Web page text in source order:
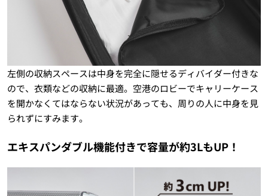
左側の収納スペースは中身を完全に隠せるディバイダー付きな
ので、衣類などの収納に最適。空港のロビーでキャリーケース
を開かなくてはならない状況があっても、周りの人に中身を見
られずにすみます。
エキスパンダブル機能付きで容量が約3LもUP！